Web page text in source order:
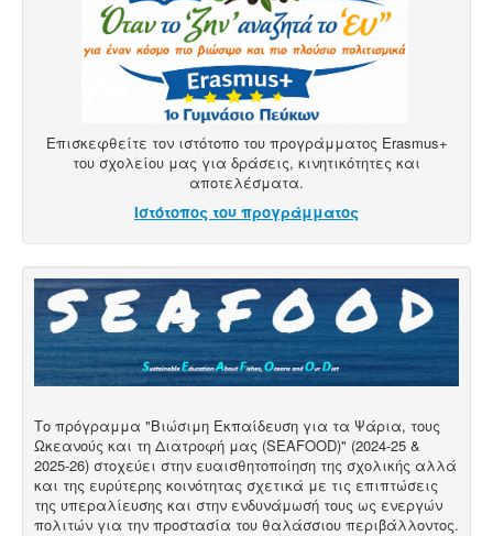
Επισκεφθείτε τον ιστότοπο του προγράμματος Erasmus+
του σχολείου μας για δράσεις, κινητικότητες και
αποτελέσματα.
Ιστότοπος του προγράμματος
Το πρόγραμμα "Βιώσιμη Εκπαίδευση για τα Ψάρια, τους
Ωκεανούς και τη Διατροφή μας (SEAFOOD)" (2024-25 &
2025-26) στοχεύει στην ευαισθητοποίηση της σχολικής αλλά
και της ευρύτερης κοινότητας σχετικά με τις επιπτώσεις
της υπεραλίευσης και στην ενδυνάμωσή τους ως ενεργών
πολιτών για την προστασία του θαλάσσιου περιβάλλοντος.